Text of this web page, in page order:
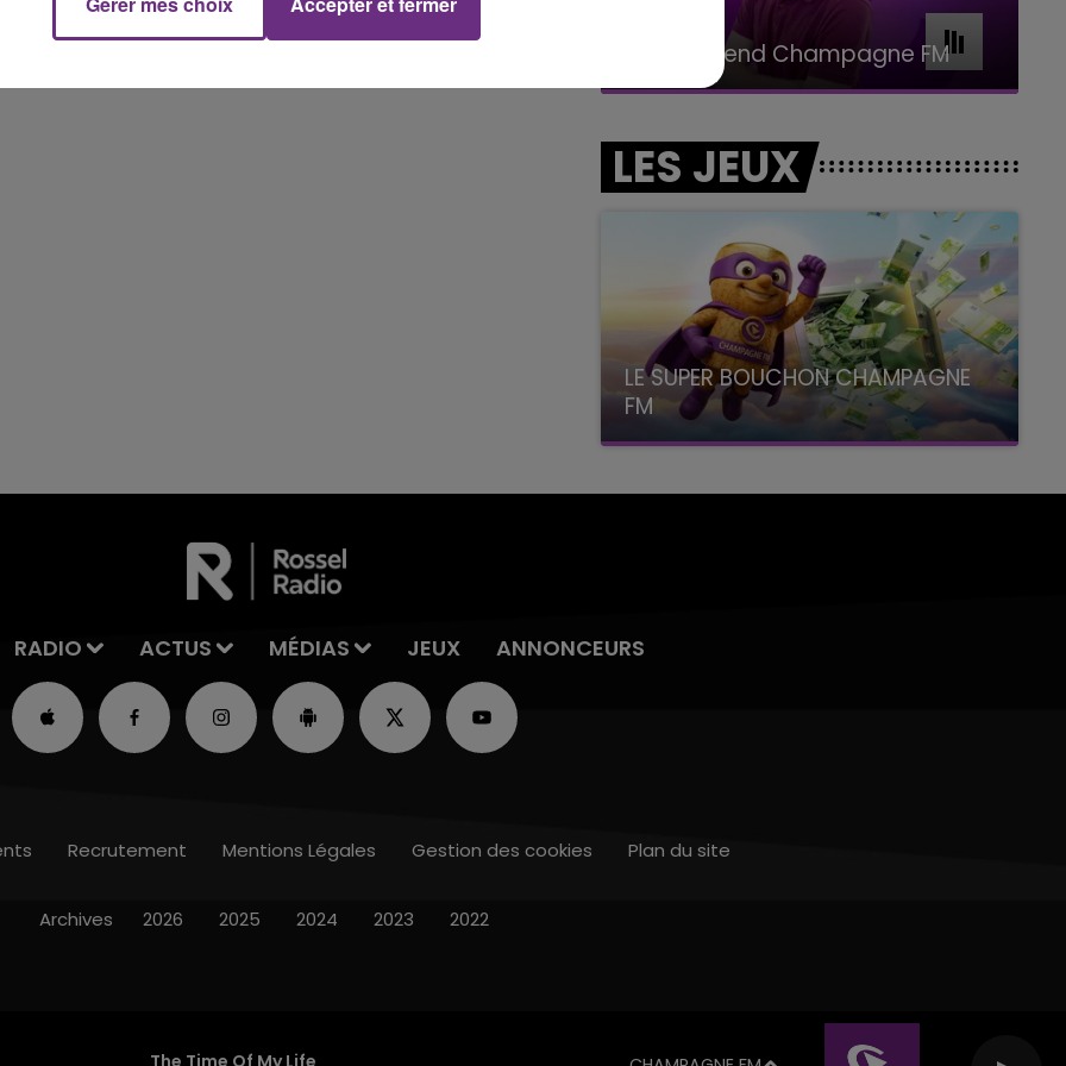
Le week-end Champagne FM
LES JEUX
LE SUPER BOUCHON CHAMPAGNE
FM
avec La Famille Champagne FM, à 8H10
RADIO ACTUS MÉDIAS JEUX ANNONCEURS
The Time Of My Life
Recrutement Mentions Légales Gestion des cookies Plan du site
Archives 2026 2025 2024 2023 2022